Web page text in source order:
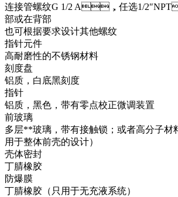
连接管螺纹G 1/2 A，任选1/
部或在背部
也可根据要求设计其他螺纹
指针元件
高耐磨性的不锈钢材料
刻度盘
铝质，白底黑刻度
指针
铝质，黑色，带有零点校正微调装置
前玻璃
多层**玻璃，带有接触锁；或者高分子材
用于整体前壳的设计）
壳体密封
丁腈橡胶
防爆膜
丁腈橡胶（只用于无充液系统）